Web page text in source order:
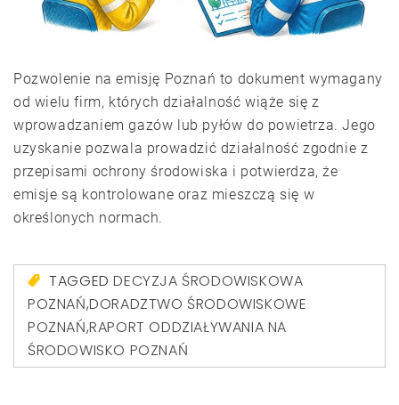
Pozwolenie na emisję Poznań to dokument wymagany
od wielu firm, których działalność wiąże się z
wprowadzaniem gazów lub pyłów do powietrza. Jego
uzyskanie pozwala prowadzić działalność zgodnie z
przepisami ochrony środowiska i potwierdza, że
emisje są kontrolowane oraz mieszczą się w
określonych normach.
TAGGEDDECYZJA ŚRODOWISKOWA
POZNAŃ,DORADZTWO ŚRODOWISKOWE
POZNAŃ,RAPORT ODDZIAŁYWANIA NA
ŚRODOWISKO POZNAŃ